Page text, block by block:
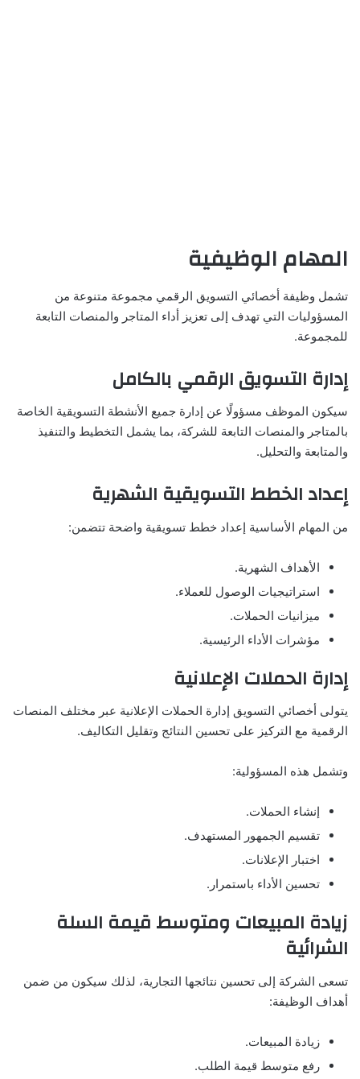
المهام الوظيفية
تشمل وظيفة أخصائي التسويق الرقمي مجموعة متنوعة من
المسؤوليات التي تهدف إلى تعزيز أداء المتاجر والمنصات التابعة
للمجموعة.
إدارة التسويق الرقمي بالكامل
سيكون الموظف مسؤولًا عن إدارة جميع الأنشطة التسويقية الخاصة
بالمتاجر والمنصات التابعة للشركة، بما يشمل التخطيط والتنفيذ
والمتابعة والتحليل.
إعداد الخطط التسويقية الشهرية
من المهام الأساسية إعداد خطط تسويقية واضحة تتضمن:
الأهداف الشهرية.
استراتيجيات الوصول للعملاء.
ميزانيات الحملات.
مؤشرات الأداء الرئيسية.
إدارة الحملات الإعلانية
يتولى أخصائي التسويق إدارة الحملات الإعلانية عبر مختلف المنصات
الرقمية مع التركيز على تحسين النتائج وتقليل التكاليف.
وتشمل هذه المسؤولية:
إنشاء الحملات.
تقسيم الجمهور المستهدف.
اختبار الإعلانات.
تحسين الأداء باستمرار.
زيادة المبيعات ومتوسط قيمة السلة
الشرائية
تسعى الشركة إلى تحسين نتائجها التجارية، لذلك سيكون من ضمن
أهداف الوظيفة:
زيادة المبيعات.
رفع متوسط قيمة الطلب.